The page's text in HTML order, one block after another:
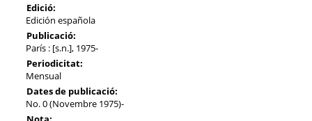
Edició:
Edición española
Publicació:
París : [s.n.], 1975-
Periodicitat:
Mensual
Dates de publicació:
No. 0 (Novembre 1975)-